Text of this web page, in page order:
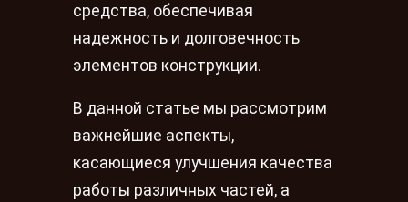
средства, обеспечивая
надежность и долговечность
элементов конструкции.
В данной статье мы рассмотрим
важнейшие аспекты,
касающиеся улучшения качества
работы различных частей, а